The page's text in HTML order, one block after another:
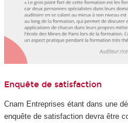
Enquête de satisfaction
Cnam Entreprises étant dans une
enquête de satisfaction devra être